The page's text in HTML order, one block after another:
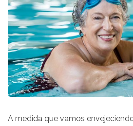
A medida que vamos